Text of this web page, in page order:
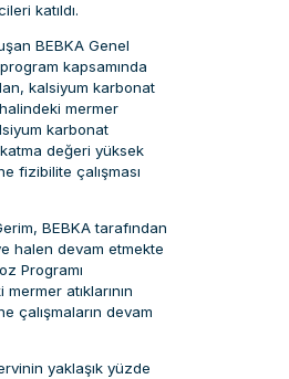
katıldı.
BEBKA Genel
kapsamında
kalsiyum karbonat
mermer
karbonat
değeri yüksek
fizibilite çalışması
BEBKA tarafından
halen devam etmekte
Programı
atıklarının
çalışmaların devam
yaklaşık yüzde